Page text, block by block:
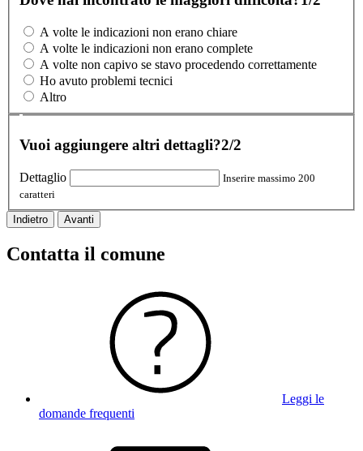
A volte le indicazioni non erano chiare
A volte le indicazioni non erano complete
A volte non capivo se stavo procedendo correttamente
Ho avuto problemi tecnici
Altro
Vuoi aggiungere altri dettagli?2/2
Dettaglio
Inserire massimo 200
caratteri
Indietro Avanti
Contatta il comune
Leggi le
domande frequenti